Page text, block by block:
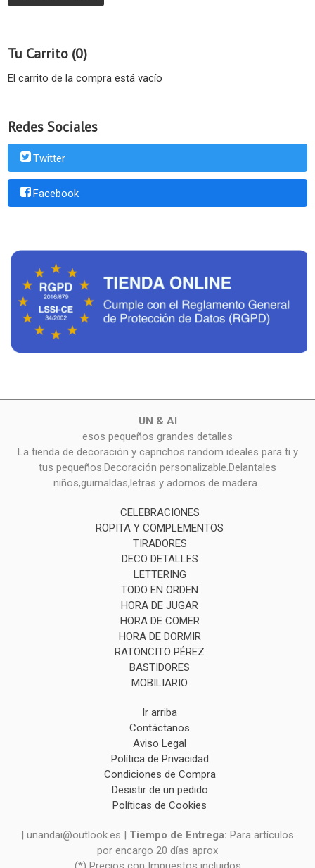
Tu Carrito (0)
El carrito de la compra está vacío
Redes Sociales
Twitter
Facebook
UN & AI
esos pequeños grandes detalles
La tienda de decoración y caprichos random ideales para ti y
tus pequeños.Decoración personalizable.Delantales
niños,guirnaldas,letras y adornos de madera..
CELEBRACIONES
ROPITA Y COMPLEMENTOS
TIRADORES
DECO DETALLES
LETTERING
TODO EN ORDEN
HORA DE JUGAR
HORA DE COMER
HORA DE DORMIR
RATONCITO PÉREZ
BASTIDORES
MOBILIARIO
Ir arriba
Contáctanos
Aviso Legal
Política de Privacidad
Condiciones de Compra
Desistir de un pedido
Políticas de Cookies
| unandai@outlook.es | Tiempo de Entrega: Para artículos
por encargo 20 días aprox